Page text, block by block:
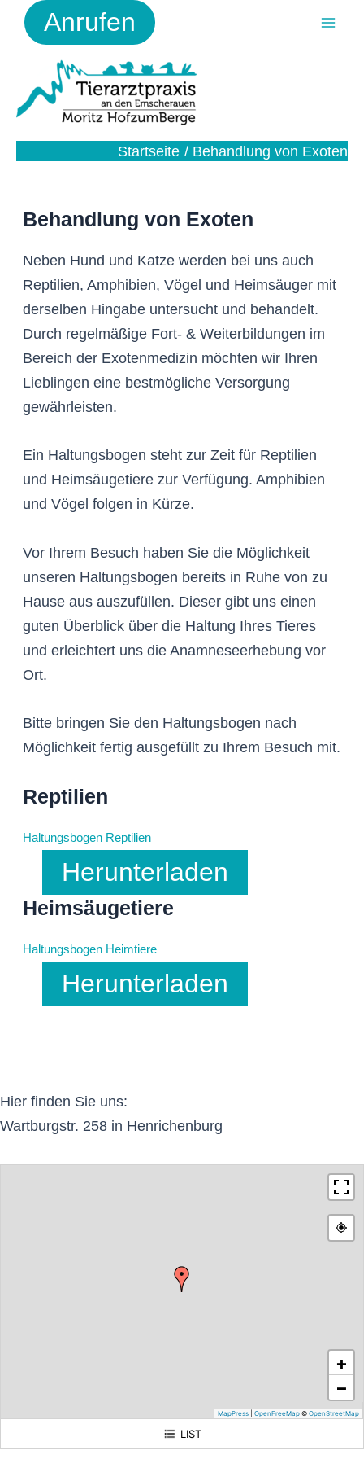
Zum
Inhalt
Anrufen
Startseite Behandlung von Exoten
Behandlung von Exoten
Neben Hund und Katze werden bei uns auch
Reptilien, Amphibien, Vögel und Heimsäuger mit
derselben Hingabe untersucht und behandelt.
Durch regelmäßige Fort- & Weiterbildungen im
Bereich der Exotenmedizin möchten wir Ihren
Lieblingen eine bestmögliche Versorgung
gewährleisten.
Ein Haltungsbogen steht zur Zeit für Reptilien
und Heimsäugetiere zur Verfügung. Amphibien
und Vögel folgen in Kürze.
Vor Ihrem Besuch haben Sie die Möglichkeit
unseren Haltungsbogen bereits in Ruhe von zu
Hause aus auszufüllen. Dieser gibt uns einen
guten Überblick über die Haltung Ihres Tieres
und erleichtert uns die Anamneseerhebung vor
Ort.
Bitte bringen Sie den Haltungsbogen nach
Möglichkeit fertig ausgefüllt zu Ihrem Besuch mit.
Reptilien
Haltungsbogen Reptilien
Herunterladen
Heimsäugetiere
Haltungsbogen Heimtiere
Herunterladen
Hier finden Sie uns:
Wartburgstr. 258 in Henrichenburg
Tierarztpraxis an den Emscherauen Moritz HofzumBerge
+
−
MapPress OpenFreeMap © OpenStreetMap
LIST